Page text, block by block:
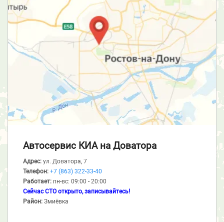
Автосервис КИА на Доватора
Адрес: ул. Доватора, 7
Телефон: +7 (863) 322-33-40
Работает: пн-вс: 09:00 - 20:00
Сейчас СТО открыто, записывайтесь!
Район: Змиёвка